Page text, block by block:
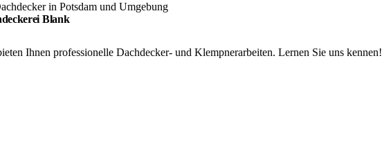
in Potsdam und Umgebung
Blank
Ihnen professionelle Dachdecker- und Klempnerarbeiten. Lernen Sie uns kennen!